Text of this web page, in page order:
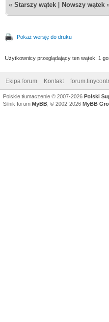
« Starszy wątek Nowszy wątek
Pokaż wersję do druku
Użytkownicy przeglądający ten wątek: 1
Ekipa forum Kontakt
Polskie tłumaczenie © 2007-2026 Polski
Silnik forum MyBB , © 2002-2026 MyBB